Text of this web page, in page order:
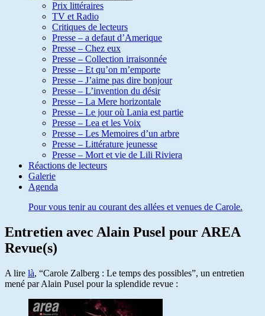
Prix littéraires
TV et Radio
Critiques de lecteurs
Presse – a defaut d’Amerique
Presse – Chez eux
Presse – Collection irraisonnée
Presse – Et qu’on m’emporte
Presse – J’aime pas dire bonjour
Presse – L’invention du désir
Presse – La Mere horizontale
Presse – Le jour où Lania est partie
Presse – Lea et les Voix
Presse – Les Memoires d’un arbre
Presse – Littérature jeunesse
Presse – Mort et vie de Lili Riviera
Réactions de lecteurs
Galerie
Agenda
Pour vous tenir au courant des allées et venues de Carole.
Entretien avec Alain Pusel pour AREA
Revue(s)
A lire là, “Carole Zalberg : Le temps des possibles”, un entretien
mené par Alain Pusel pour la splendide revue :